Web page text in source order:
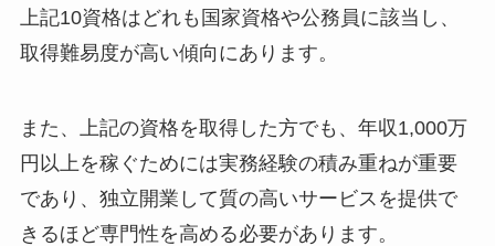
上記10資格はどれも国家資格や公務員に該当し、
取得難易度が高い傾向にあります。
また、上記の資格を取得した方でも、年収1,000万
円以上を稼ぐためには実務経験の積み重ねが重要
であり、独立開業して質の高いサービスを提供で
きるほど専門性を高める必要があります。